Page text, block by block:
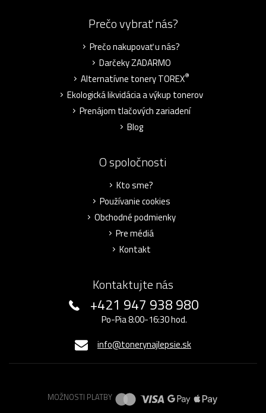
Prečo vybrať nás?
Prečo nakupovať u nás?
Darčeky ZADARMO
Alternatívne tonery TOREX®
Ekologická likvidácia a výkup tonerov
Prenájom tlačových zariadení
Blog
O spoločnosti
Kto sme?
Používanie cookies
Obchodné podmienky
Pre médiá
Kontakt
Kontaktujte nás
+421 947 938 980
Po-Pia 8:00-16:30 hod.
info@tonerynajlepsie.sk
MOŽNOSTI PLATBY